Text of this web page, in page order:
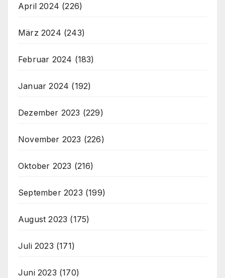
April 2024 (226)
März 2024 (243)
Februar 2024 (183)
Januar 2024 (192)
Dezember 2023 (229)
November 2023 (226)
Oktober 2023 (216)
September 2023 (199)
August 2023 (175)
Juli 2023 (171)
Juni 2023 (170)